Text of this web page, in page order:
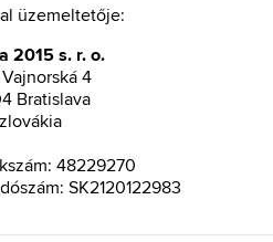
üzemeltetője:
2015 s. r. o.
4
Bratislava
48229270
SK2120122983